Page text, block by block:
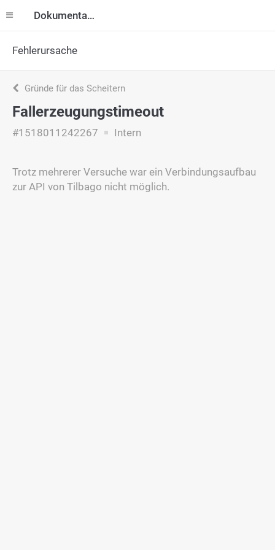
Dokumentation
Fehlerursache
Gründe für das Scheitern
Fallerzeugungstimeout
#1518011242267 Intern
Trotz mehrerer Versuche war ein Verbindungsaufbau
zur API von Tilbago nicht möglich.